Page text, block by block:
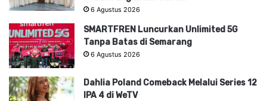
6 Agustus 2026
SMARTFREN Luncurkan Unlimited 5G
Tanpa Batas di Semarang
6 Agustus 2026
Dahlia Poland Comeback Melalui Series 12
IPA 4 di WeTV